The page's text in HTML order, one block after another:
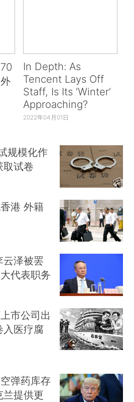
In Depth: As
Tencent Lays Off
Staff, Is Its ‘Winter’
Approaching?
2022年04月01日
规模化作
取试卷
港 外籍
云泽被罢
代表职务
市公司出
入医疗腐
弹药库存
兰提供更